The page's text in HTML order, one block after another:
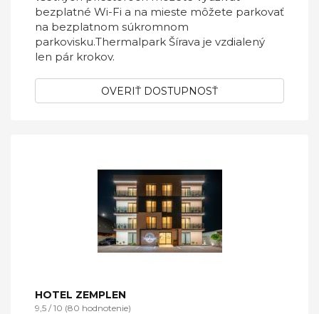
bezplatné Wi-Fi a na mieste môžete parkovať
na bezplatnom súkromnom
parkovisku.Thermalpark Šírava je vzdialený
len pár krokov.
OVERIŤ DOSTUPNOSŤ
HOTEL ZEMPLEN
9,5 / 10 (80 hodnotenie)